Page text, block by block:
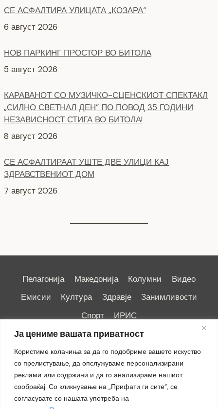
Ја цениме вашата приватност
Користиме колачиња за да го подобриме вашето искуство
со прелистување, да опслужуваме персонализирани
реклами или содржини и да го анализираме нашиот
сообраќај. Со кликнување на „Прифати ги сите“, се
согласувате со нашата употреба на
НОВ ПАРКИНГ ПРОСТОР ВО БИТОЛА
5 август 2026
КАРАВАНОТ СО МУЗИЧКО-СЦЕНСКИОТ СПЕКТАКЛ
„СИЛНО СВЕТНАЛ ДЕН” ПО ПОВОД 35 ГОДИНИ
НЕЗАВИСНОСТ СТИГА ВО БИТОЛА!
8 август 2026
СЕ АСФАЛТИРААТ УШТЕ ДВЕ УЛИЦИ КАЈ
ЗДРАВСТВEНИОТ ДОМ
НОВ ПАРКИНГ ПРОСТОР ВО ЦЕНТАРОТ НА ГРАДОТ
6 август 2026
Пелагонија Македонија Колумни
Видео
Емисии
Култура Здравје
Занимливости
Спорт
ИРИС
Импресум|Маркетинг